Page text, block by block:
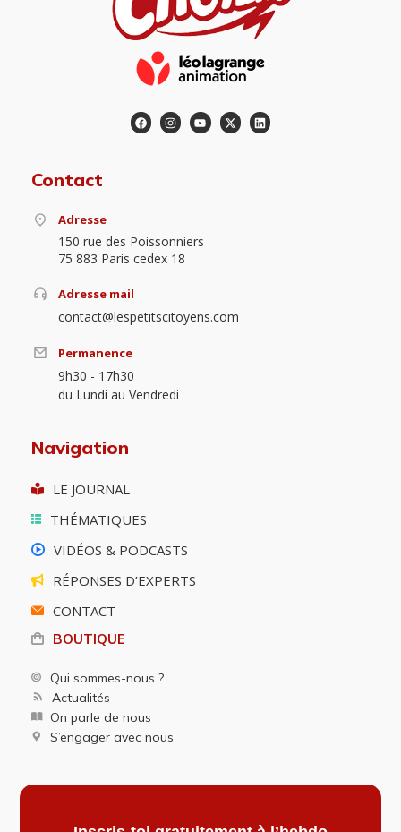
Contact
Adresse
150 rue des Poissonniers
75 883 Paris cedex 18
Adresse mail
contact@lespetitscitoyens.com
Permanence
9h30 - 17h30
du Lundi au Vendredi
Navigation
LE JOURNAL
THÉMATIQUES
VIDÉOS & PODCASTS
RÉPONSES D’EXPERTS
CONTACT
BOUTIQUE
Qui sommes-nous ?
Actualités
On parle de nous
S’engager avec nous